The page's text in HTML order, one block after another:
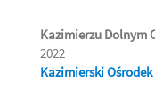
Kazimierzu Dolnym
2022
Kazimierski